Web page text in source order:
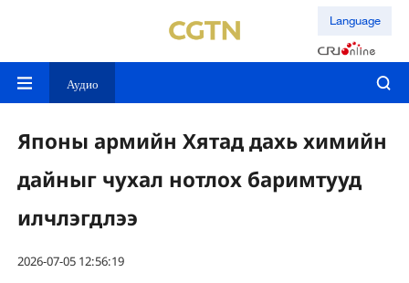
Language
Аудио
Японы армийн Хятад дахь химийн
дайныг чухал нотлох баримтууд
илчлэгдлээ
2026-07-05 12:56:19